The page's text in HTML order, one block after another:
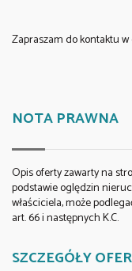
Zapraszam do kontaktu
NOTA PRAWNA
Opis oferty zawarty na
podstawie oględzin
właściciela, może
art. 66 i następnych K.C.
SZCZEGÓŁY